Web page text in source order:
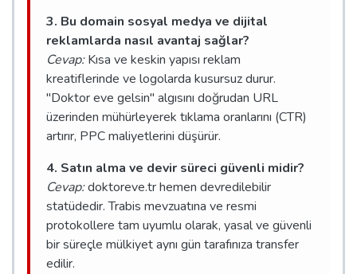
3. Bu domain sosyal medya ve dijital
reklamlarda nasıl avantaj sağlar?
Cevap:Kısa ve keskin yapısı reklam
kreatiflerinde ve logolarda kusursuz durur.
"Doktor eve gelsin" algısını doğrudan URL
üzerinden mühürleyerek tıklama oranlarını (CTR)
artırır, PPC maliyetlerini düşürür.
4. Satın alma ve devir süreci güvenli midir?
Cevap:doktoreve.tr hemen devredilebilir
statüdedir. Trabis mevzuatına ve resmi
protokollere tam uyumlu olarak, yasal ve güvenli
bir süreçle mülkiyet aynı gün tarafınıza transfer
edilir.